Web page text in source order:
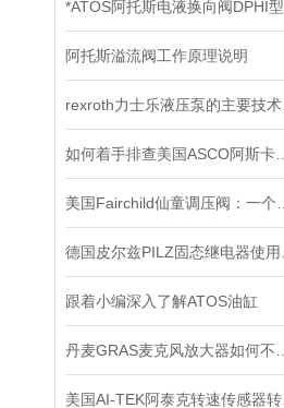
*ATOS阿托斯电液换向阀DPHI型
阿托斯溢流阀工作原理说明
跟着小编深入了解ATOS油缸